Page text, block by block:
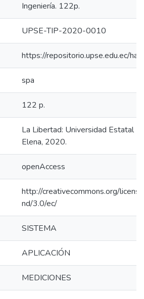
Ingeniería. 122p.
UPSE-TIP-2020-0010
https://repositorio.upse.edu.ec/
spa
122 p.
La Libertad: Universidad Estatal
Elena, 2020.
openAccess
http://creativecommons.org/
nd/3.0/ec/
SISTEMA
APLICACIÓN
MEDICIONES